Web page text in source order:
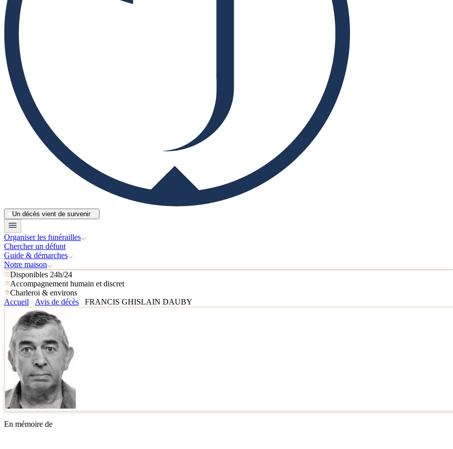
Un décès vient de survenir
Organiser les funérailles
Chercher un défunt
Guide & démarches
Notre maison
Disponibles 24h/24
Accompagnement humain et discret
Charleroi & environs
Accueil
Avis de décès FRANCIS GHISLAIN DAUBY
En mémoire de